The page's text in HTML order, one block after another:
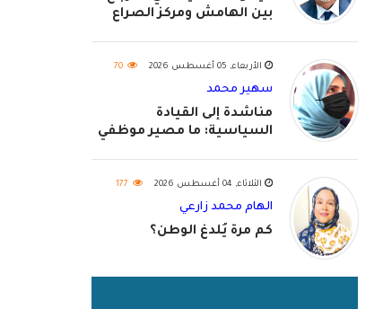
بين الهامش ومركز الصراع
الأربعاء, 05 أغسطس 2026 70
سهير محمد
مناشدة إلى القيادة
السياسية: ما مصير موظفي
الثلاثاء, 04 أغسطس 2026 177
الهام محمد زارعي
كم مرة يُلدغ الوطن؟